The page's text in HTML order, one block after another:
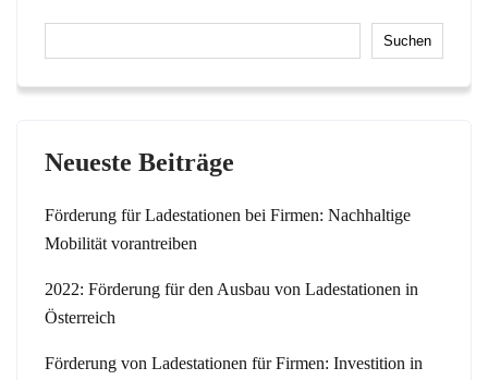
Suchen
Neueste Beiträge
Förderung für Ladestationen bei Firmen: Nachhaltige
Mobilität vorantreiben
2022: Förderung für den Ausbau von Ladestationen in
Österreich
Förderung von Ladestationen für Firmen: Investition in